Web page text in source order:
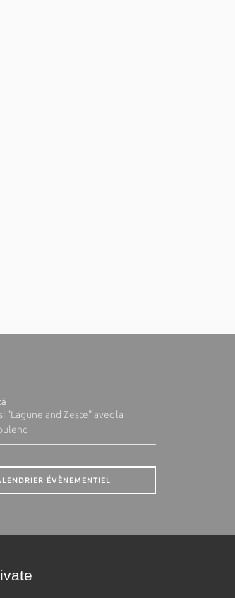
"Lagune and Zeste" avec la
ÉVÈNEMENTIEL